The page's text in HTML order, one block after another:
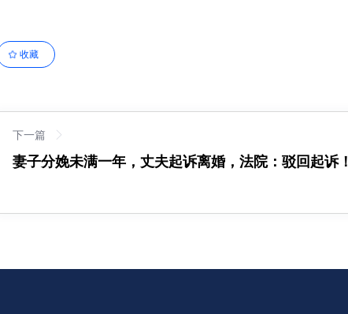
收藏
下一篇
妻子分娩未满一年，丈夫起诉离婚，法院：驳回起诉！